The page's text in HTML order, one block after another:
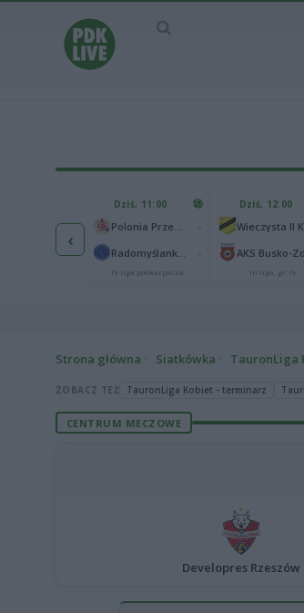
‹
Polonia Warszawa 1
Chorzów 1
Dziś, 11:00
IV liga podkarpacka
Dziś, 12:00
III liga, gr. IV
Strona główna Siatkówka TauronLiga
ZOBACZ TEŻ TauronLiga Kobiet - terminarz
CENTRUM MECZOWE
Developres Rzeszów